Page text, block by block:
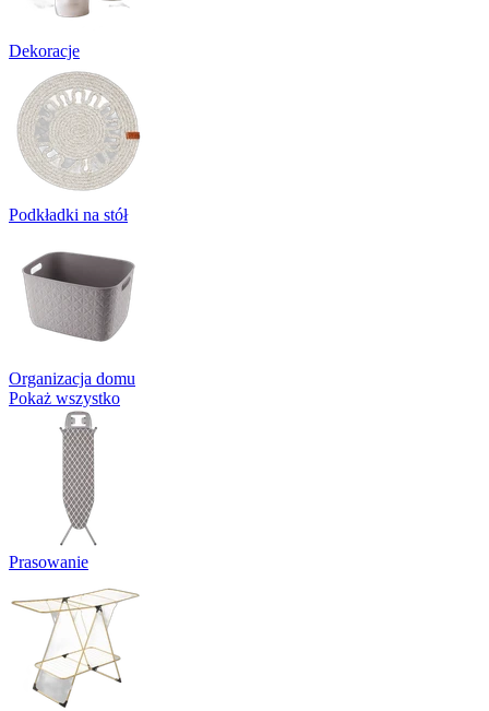
Dekoracje
Podkładki na stół
Organizacja domu
Pokaż wszystko
Prasowanie